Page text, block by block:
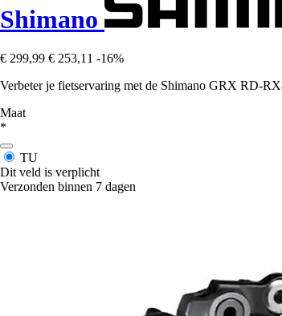
Shimano
€ 299,99 € 253,11 -16%
Verbeter je fietservaring met de Shimano GRX RD-
Maat
*
TU
Dit veld is verplicht
Verzonden binnen 7 dagen